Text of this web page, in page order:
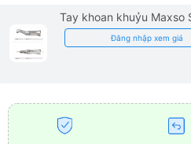
Tay khoan khuỷu Maxso
Đăng nhập xem giá